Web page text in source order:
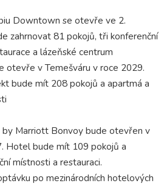
Downtown se otevře ve 2.
zahrnovat 81 pokojů, tři konferenční
a lázeňské centrum
otevře v Temešváru v roce 2029.
bude mít 208 pokojů a apartmá a
by Marriott Bonvoy bude otevřen v
Hotel bude mít 109 pokojů a
místnosti a restauraci.
po mezinárodních hotelových